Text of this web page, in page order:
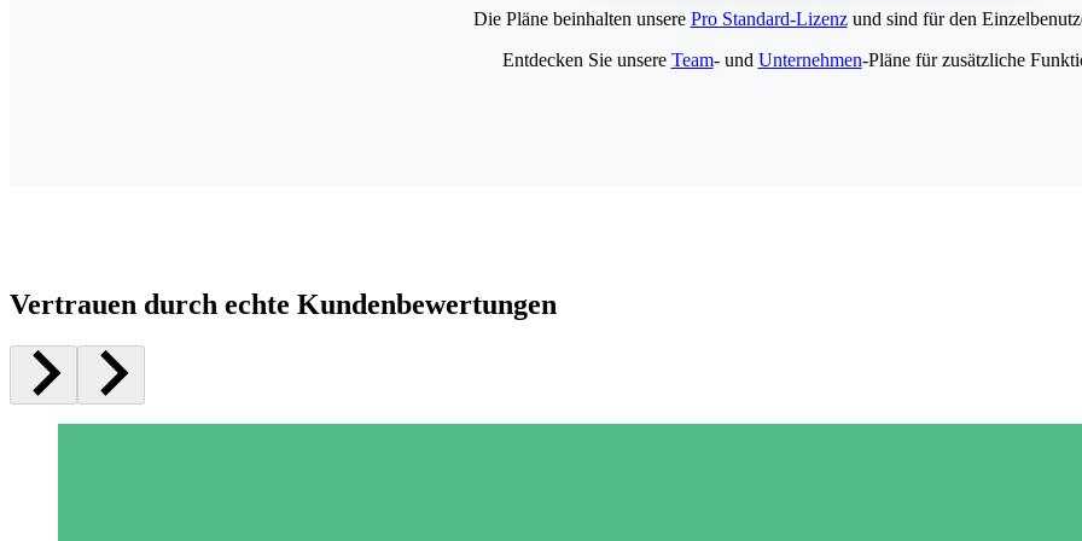
Die Pläne beinhalten unsere Pro Standard-Lizenzund sind für den
Entdecken Sie unsere Team- und Unternehmen-Pläne für zusätzliche
Vertrauen durch echte Kundenbewertungen